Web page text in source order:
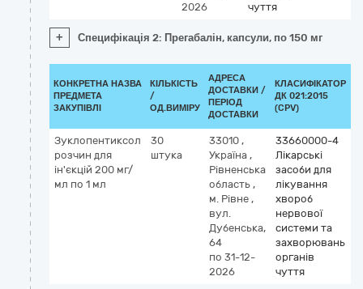
2026
чуття
+ Специфікація 2: Прегабалін, капсули, по 150 мг
КОНКРЕТНА НАЗВА
ПРЕДМЕТА
ЗАКУПІВЛІ
КІЛЬКІСТЬ
/
ОД.ВИМІРУ
АДРЕСА
ДОСТАВКИ /
ПЕРІОД
ДОСТАВКИ
КЛАСИФІКАТОР
ДК 021:2015
(CPV)
Зуклопентиксол
розчин для
ін'єкцій 200 мг/
мл по 1 мл
30
штука
33010 ,
Україна ,
Рівненська
область ,
м. Рівне ,
вул.
Дубенська,
64
по 31-12-
2026
33660000-4
Лікарські
засоби для
лікування
хвороб
нервової
системи та
захворювань
органів
чуття